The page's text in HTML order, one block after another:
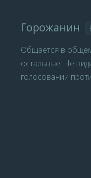
Горожанин
Общается в общем
остальные. Не
голосовании